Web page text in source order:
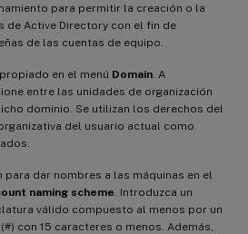
para permitir la creación o la
de Active Directory con el fin de
de las cuentas de equipo.
en el menú Domain . A
entre las unidades de organización
dominio. Se utilizan los derechos del
del usuario actual como
dar nombres a las máquinas en el
naming scheme . Introduzca un
válido compuesto al menos por un
con 15 caracteres o menos. Además,